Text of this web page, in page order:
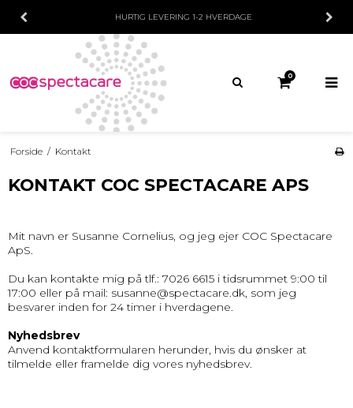
HURTIG LEVERING 1-2 HVERDAGE
0
Forside / Kontakt
KONTAKT COC SPECTACARE APS
Mit navn er Susanne Cornelius, og jeg ejer COC Spectacare
ApS.
Du kan kontakte mig på tlf.: 7026 6615 i tidsrummet 9:00 til
17:00 eller på mail: susanne@spectacare.dk, som jeg
besvarer inden for 24 timer i hverdagene.
Nyhedsbrev
Anvend kontaktformularen herunder, hvis du ønsker at
tilmelde eller framelde dig vores nyhedsbrev.